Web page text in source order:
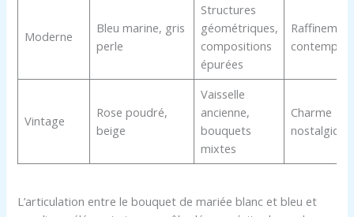
Moderne
Bleu marine, gris
perle
Structures
géométriques,
compositions
épurées
Raffinement
Vintage
Rose poudré,
beige
Vaisselle
ancienne,
bouquets
mixtes
Charme
nostalgique
L’articulation entre le bouquet de mariée blanc et bleu et